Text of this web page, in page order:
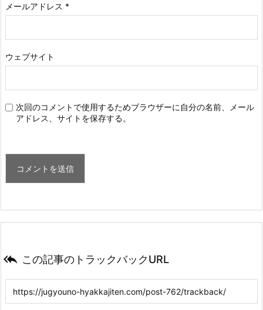
メールアドレス *
ウェブサイト
次回のコメントで使用するためブラウザーに自分の名前、メール
アドレス、サイトを保存する。
 この記事のトラックバックURL